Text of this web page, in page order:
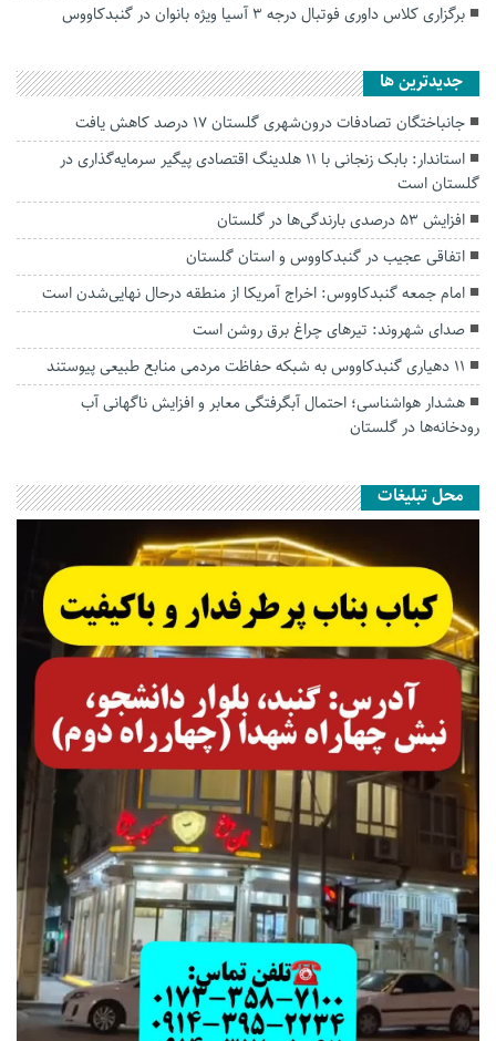
برگزاری کلاس داوری فوتبال درجه ۳ آسیا ویژه بانوان در گنبدکاووس
جديدترين ها
جانباختگان تصادفات درون‌شهری گلستان ۱۷ درصد کاهش یافت
استاندار: بابک زنجانی با ۱۱ هلدینگ اقتصادی پیگیر سرمایه‌گذاری در
گلستان است
افزایش ۵۳ درصدی بارندگی‌ها در گلستان
اتفاقی عجیب در‌ گنبدکاووس و استان گلستان
امام جمعه گنبدکاووس: اخراج آمریکا از منطقه درحال نهایی‌شدن است
صدای شهروند: تیرهای چراغ برق روشن است
۱۱ دهیاری گنبدکاووس به شبکه حفاظت مردمی منابع طبیعی پیوستند
هشدار هواشناسی؛ احتمال آبگرفتگی معابر و افزایش ناگهانی آب
رودخانه‌ها در گلستان
محل تبلیغات